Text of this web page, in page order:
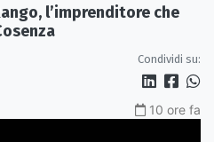
l’imprenditore che
Condividi su:
10 ore fa